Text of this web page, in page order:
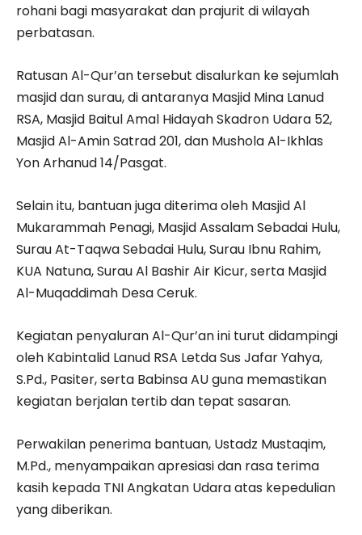
rohani bagi masyarakat dan prajurit di wilayah
perbatasan.
Ratusan Al-Qur’an tersebut disalurkan ke sejumlah
masjid dan surau, di antaranya Masjid Mina Lanud
RSA, Masjid Baitul Amal Hidayah Skadron Udara 52,
Masjid Al-Amin Satrad 201, dan Mushola Al-Ikhlas
Yon Arhanud 14/Pasgat.
Selain itu, bantuan juga diterima oleh Masjid Al
Mukarammah Penagi, Masjid Assalam Sebadai Hulu,
Surau At-Taqwa Sebadai Hulu, Surau Ibnu Rahim,
KUA Natuna, Surau Al Bashir Air Kicur, serta Masjid
Al-Muqaddimah Desa Ceruk.
Kegiatan penyaluran Al-Qur’an ini turut didampingi
oleh Kabintalid Lanud RSA Letda Sus Jafar Yahya,
S.Pd., Pasiter, serta Babinsa AU guna memastikan
kegiatan berjalan tertib dan tepat sasaran.
Perwakilan penerima bantuan, Ustadz Mustaqim,
M.Pd., menyampaikan apresiasi dan rasa terima
kasih kepada TNI Angkatan Udara atas kepedulian
yang diberikan.